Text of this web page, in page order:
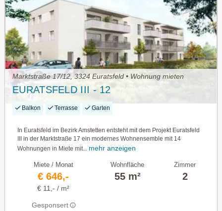
Marktstraße 17/12, 3324 Euratsfeld • Wohnung mieten
EURATSFELD III - 12
Balkon Terrasse Garten
In Euratsfeld im Bezirk Amstetten entsteht mit dem Projekt Euratsfeld
III in der Marktstraße 17 ein modernes Wohnensemble mit 14
Wohnungen in Miete mit...
mehr anzeigen
Miete / Monat
€ 646,-
€ 11,- / m²
Gesponsert
Wohnfläche
55 m²
Zimmer
2